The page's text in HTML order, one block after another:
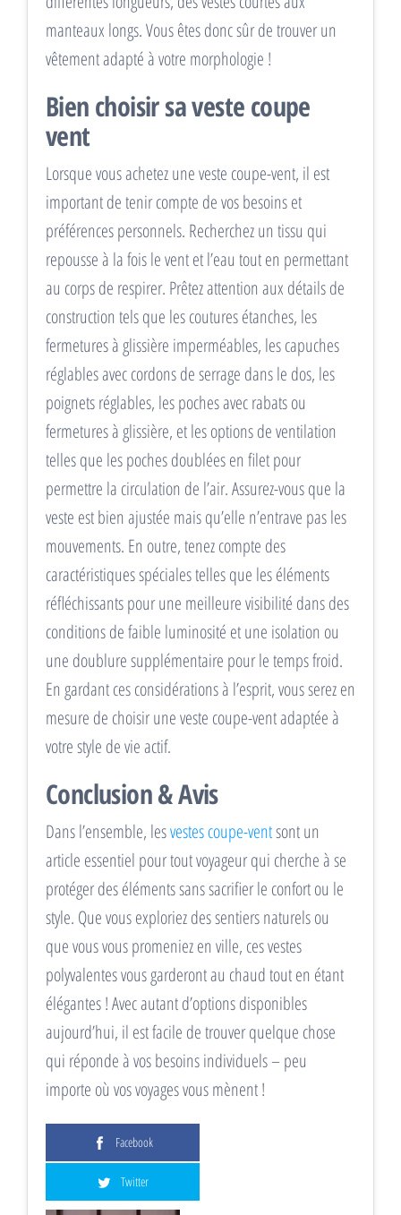
manteaux longs. Vous êtes donc sûr de trouver un
vêtement adapté à votre morphologie !
Bien choisir sa veste coupe
vent
Lorsque vous achetez une veste coupe-vent, il est
important de tenir compte de vos besoins et
préférences personnels. Recherchez un tissu qui
repousse à la fois le vent et l’eau tout en permettant
au corps de respirer. Prêtez attention aux détails de
construction tels que les coutures étanches, les
fermetures à glissière imperméables, les capuches
réglables avec cordons de serrage dans le dos, les
poignets réglables, les poches avec rabats ou
fermetures à glissière, et les options de ventilation
telles que les poches doublées en filet pour
permettre la circulation de l’air. Assurez-vous que la
veste est bien ajustée mais qu’elle n’entrave pas les
mouvements. En outre, tenez compte des
caractéristiques spéciales telles que les éléments
réfléchissants pour une meilleure visibilité dans des
conditions de faible luminosité et une isolation ou
une doublure supplémentaire pour le temps froid.
En gardant ces considérations à l’esprit, vous serez en
mesure de choisir une veste coupe-vent adaptée à
votre style de vie actif.
Conclusion & Avis
Dans l’ensemble, lesvestes coupe-ventsont un
article essentiel pour tout voyageur qui cherche à se
protéger des éléments sans sacrifier le confort ou le
style. Que vous exploriez des sentiers naturels ou
que vous vous promeniez en ville, ces vestes
polyvalentes vous garderont au chaud tout en étant
élégantes ! Avec autant d’options disponibles
aujourd’hui, il est facile de trouver quelque chose
qui réponde à vos besoins individuels – peu
importe où vos voyages vous mènent !
Facebook
Twitter